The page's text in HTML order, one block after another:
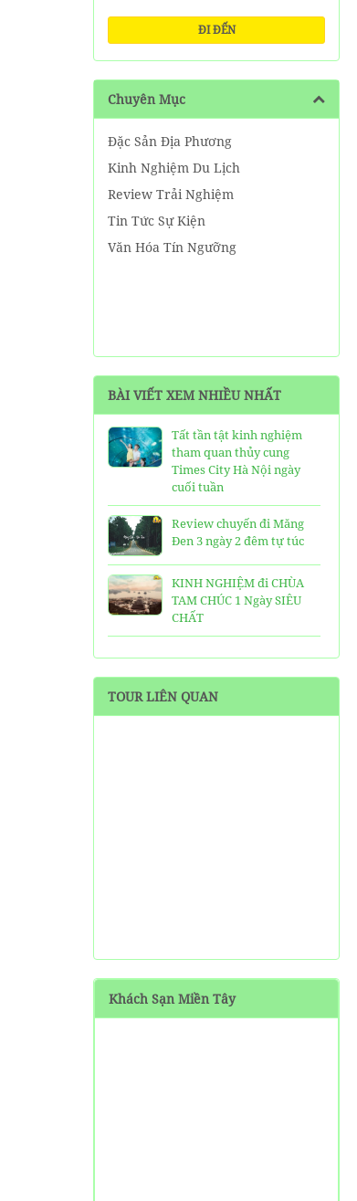
ĐI ĐẾN
Chuyên Mục
Đặc Sản Địa Phương
Kinh Nghiệm Du Lịch
Review Trải Nghiệm
Tin Tức Sự Kiện
Văn Hóa Tín Ngưỡng
BÀI VIẾT XEM NHIỀU NHẤT
Tất tần tật kinh nghiệm
tham quan thủy cung
Times City Hà Nội ngày
cuối tuần
Review chuyến đi Măng
Đen 3 ngày 2 đêm tự túc
KINH NGHIỆM đi CHÙA
TAM CHÚC 1 Ngày SIÊU
CHẤT
25 Ngôi Chùa ở Sài Gòn
TOP 16 địa điểm du lịch
Măng Đen tự túc từ A-Z
HƯỚNG DẪN đi phượt Đảo
Thạnh An - Cần Giờ - Hồ
TOUR LIÊN QUAN
Khách Sạn Miền Tây